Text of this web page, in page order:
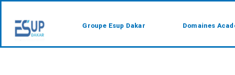
Groupe Esup Dakar Domaines